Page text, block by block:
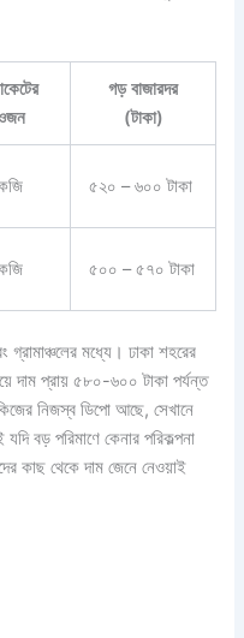
গড় বাজারদর
(টাকা)
৫২০ – ৬০০ টাকা
৫০০ – ৫৭০ টাকা
মধ্যে। ঢাকা শহরের
দাম প্রায় ৫৮০-৬০০ টাকা পর্যন্ত
নিজস্ব ডিপো আছে, সেখানে
বড় পরিমাণে কেনার পরিকল্পনা
কাছ থেকে দাম জেনে নেওয়াই